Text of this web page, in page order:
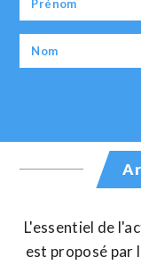
L'essentiel de
est proposé par